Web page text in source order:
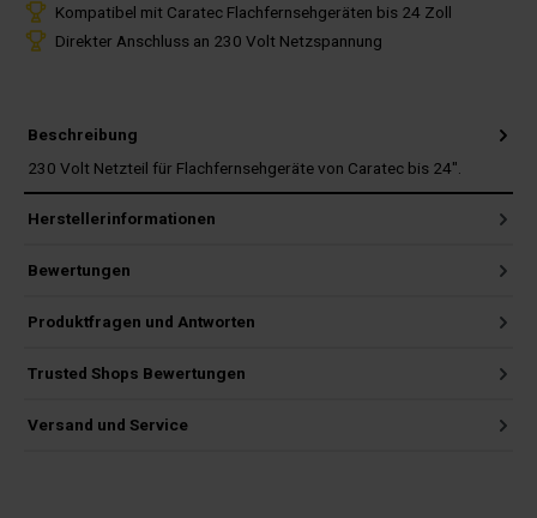
Kompatibel mit Caratec Flachfernsehgeräten bis 24 Zoll
Direkter Anschluss an 230 Volt Netzspannung
Beschreibung
230 Volt Netzteil für Flachfernsehgeräte von Caratec bis 24".
Herstellerinformationen
Bewertungen
Produktfragen und Antworten
Trusted Shops Bewertungen
Versand und Service